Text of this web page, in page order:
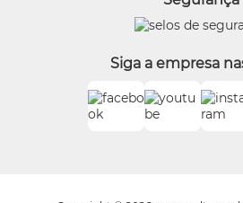
Boticário Internacional
Siga a empresa